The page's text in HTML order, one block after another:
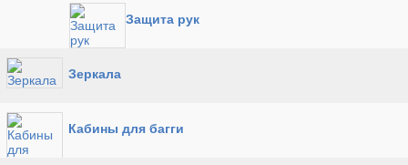
Защита рук
Зеркала
Кабины для багги